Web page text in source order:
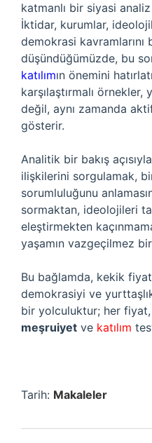
katmanlı bir siyasi
İktidar, kurumlar,
demokrasi
düşündüğümüzde, bu
katılımın önemini
karşılaştırmalı
değil, aynı zamanda
gösterir.
Analitik bir bakış
ilişkilerini sorgulamak,
sorumluluğunu
sormaktan, ideolojileri
eleştirmekten
yaşamın vazgeçilmez bir
Bu bağlamda, kekik
demokrasiyi ve
bir yolculuktur; her
meşruiyet ve katılım
Tarih: Makaleler